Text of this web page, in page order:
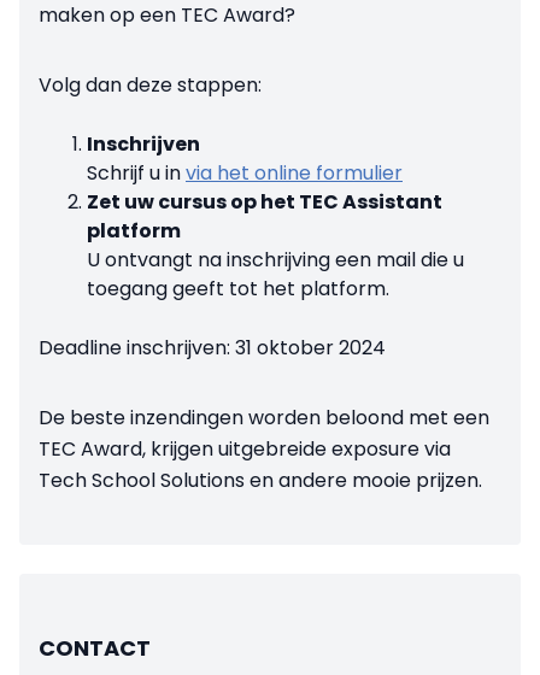
maken op een TEC Award?
Volg dan deze stappen:
Inschrijven
Schrijf u invia het online formulier
Zet uw cursus op het TEC Assistant
platform
U ontvangt na inschrijving een mail die u
toegang geeft tot het platform.
Deadline inschrijven: 31 oktober 2024
De beste inzendingen worden beloond met een
TEC Award, krijgen uitgebreide exposure via
Tech School Solutions en andere mooie prijzen.
CONTACT